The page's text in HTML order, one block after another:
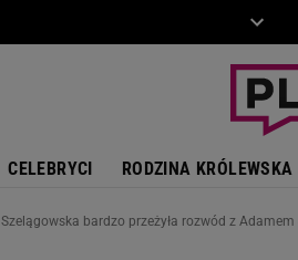
CELEBRYCI RODZINA KRÓLEWSKA
bardzo przeżyła rozwód z